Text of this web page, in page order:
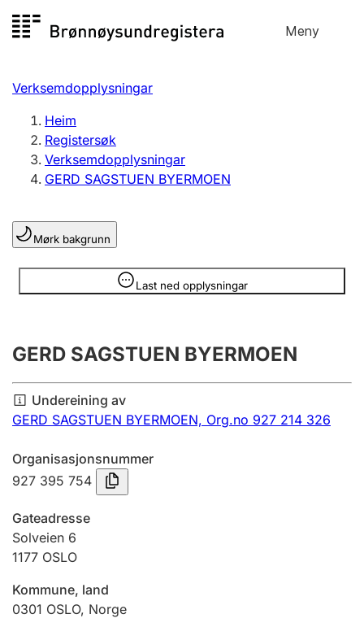
til
Meny
Registersøk
Aksjeselskap
Enkeltpersonføretak
Registrere, endre, slette
Lag og foreining
Registrere, endre, slette
Årsrekneskap
Innsending og forseinkingsgebyr
Tinglysing
Jeger
Betaling og jegeravgiftskort
Ektepaktrettleiaren
Verksemdopplysningar
Heim
Registersøk
Verksemdopplysningar
GERD SAGSTUEN BYERMOEN
Mørk bakgrunn
Last ned opplysningar
Opplysninger er skjult
GERD SAGSTUEN BYERMOEN
Undereining av
GERD SAGSTUEN BYERMOEN, Org.no 927 214 326
Organisasjonsnummer
927 395 754
Gateadresse
Solveien 6
1177 OSLO
Kommune, land
0301 OSLO, Norge